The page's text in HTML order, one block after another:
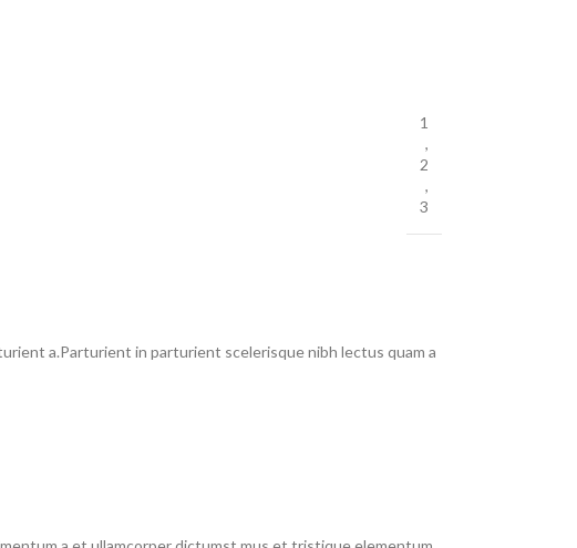
1
,
2
,
3
a.Parturient in parturient scelerisque nibh lectus quam a